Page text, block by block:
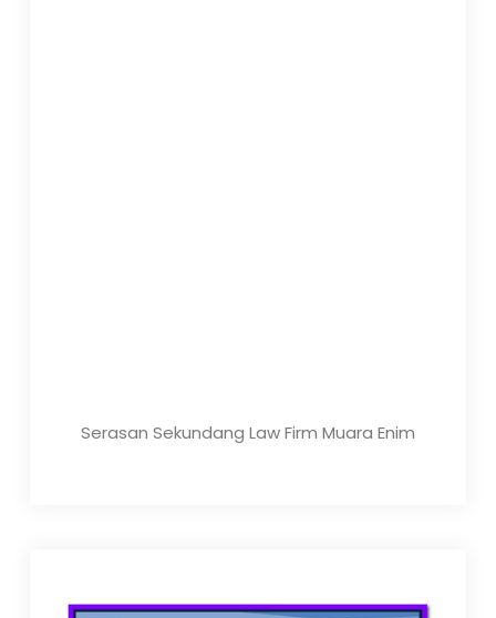
Serasan Sekundang Law Firm Muara Enim